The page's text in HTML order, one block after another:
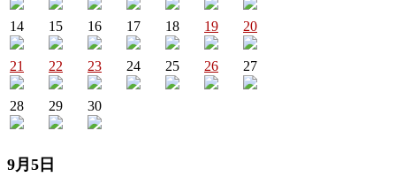
14 15 16 17 18 19 20
21 22 23 24 25 26 27
28 29 30
9月5日